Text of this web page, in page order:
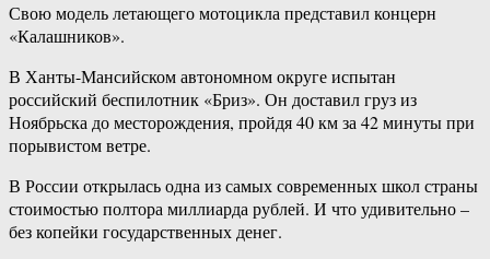
Свою модель летающего мотоцикла представил концерн
«Калашников».
В Ханты-Мансийском автономном округе испытан
российский беспилотник «Бриз». Он доставил груз из
Ноябрьска до месторождения, пройдя 40 км за 42 минуты при
порывистом ветре.
В России открылась одна из самых современных школ страны
стоимостью полтора миллиарда рублей. И что удивительно –
без копейки государственных денег.